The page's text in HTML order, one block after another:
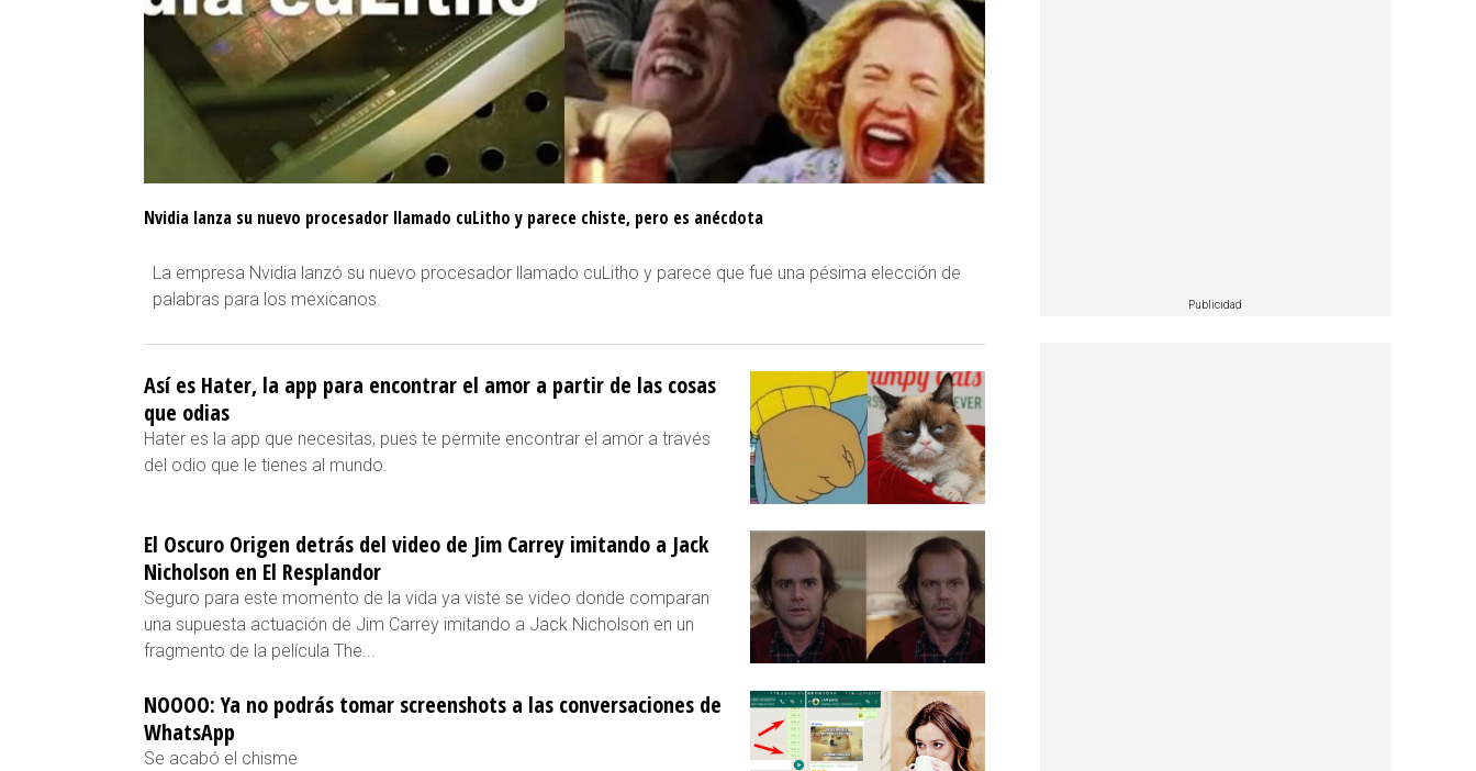
Nvidia lanza su nuevo procesador llamado cuLitho y parece chiste, pero es anécdota
La empresa Nvidia lanzó su nuevo procesador llamado cuLitho y parece que fue una pésima elección de
palabras para los mexicanos.
Así es Hater, la app para encontrar el amor a partir de las cosas
que odias
Hater es la app que necesitas, pues te permite encontrar el amor a través
del odio que le tienes al mundo.
El Oscuro Origen detrás del video de Jim Carrey imitando a Jack
Nicholson en El Resplandor
Seguro para este momento de la vida ya viste se video donde comparan
una supuesta actuación de Jim Carrey imitando a Jack Nicholson en un
fragmento de la película The...
NOOOO: Ya no podrás tomar screenshots a las conversaciones de
WhatsApp
Se acabó el chisme
Publicidad